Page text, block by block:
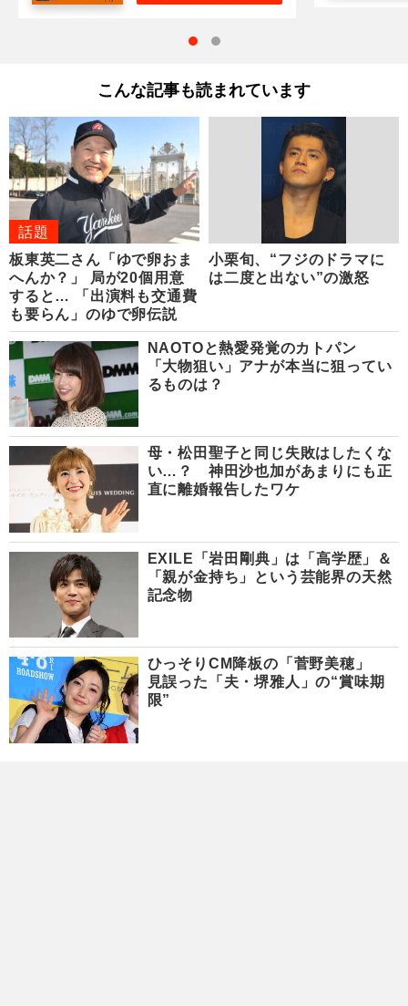
こんな記事も読まれています
話題
板東英二さん「ゆで卵おま
へんか？」 局が20個用意
すると… 「出演料も交通費
も要らん」のゆで卵伝説
小栗旬、“フジのドラマに
は二度と出ない”の激怒
NAOTOと熱愛発覚のカトパン
「大物狙い」アナが本当に狙ってい
るものは？
母・松田聖子と同じ失敗はしたくな
い…？ 神田沙也加があまりにも正
直に離婚報告したワケ
EXILE「岩田剛典」は「高学歴」＆
「親が金持ち」という芸能界の天然
記念物
ひっそりCM降板の「菅野美穂」
見誤った「夫・堺雅人」の“賞味期
限”